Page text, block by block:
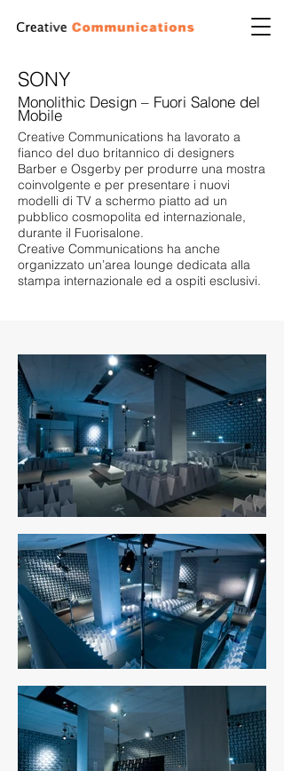
SONY
Monolithic Design – Fuori Salone del
Mobile
Creative Communications ha lavorato a
fianco del duo britannico di designers
Barber e Osgerby per produrre una mostra
coinvolgente e per presentare i nuovi
modelli di TV a schermo piatto ad un
pubblico cosmopolita ed internazionale,
durante il Fuorisalone.
Creative Communications ha anche
organizzato un’area lounge dedicata alla
stampa internazionale ed a ospiti esclusivi.